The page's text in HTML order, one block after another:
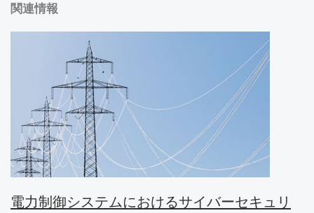
関連情報
電力制御システムにおけるサイバーセキュリ